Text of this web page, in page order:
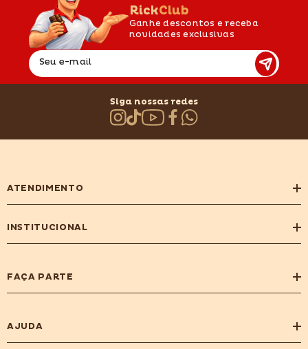
RickClub
Ganhe descontos e receba
novidades exclusivas
Seu e-mail
Siga nossas redes
ATENDIMENTO
INSTITUCIONAL
FAÇA PARTE
AJUDA